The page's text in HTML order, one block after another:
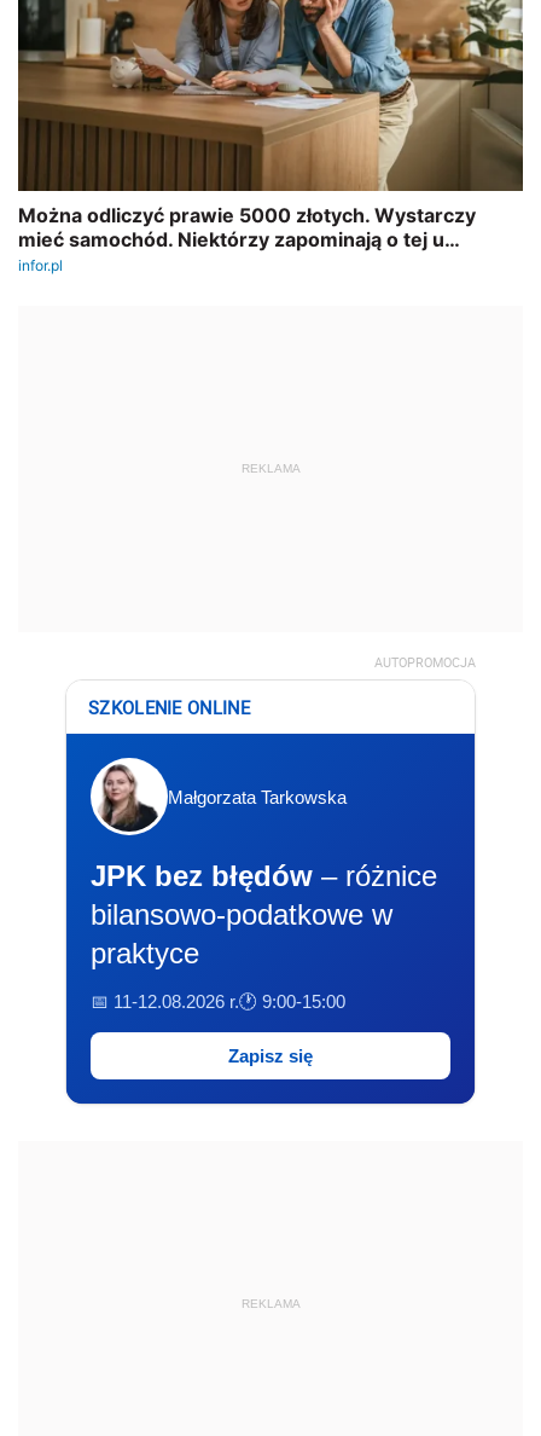
REKLAMA
AUTOPROMOCJA
SZKOLENIE ONLINE
Małgorzata Tarkowska
JPK bez błędów – różnice
bilansowo-podatkowe w
praktyce
📅 11-12.08.2026 r.🕐 9:00-15:00
Zapisz się
REKLAMA